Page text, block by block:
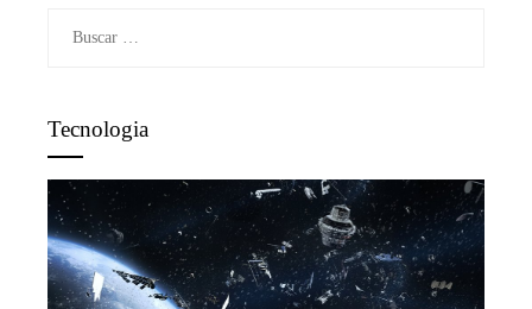
Tecnologia